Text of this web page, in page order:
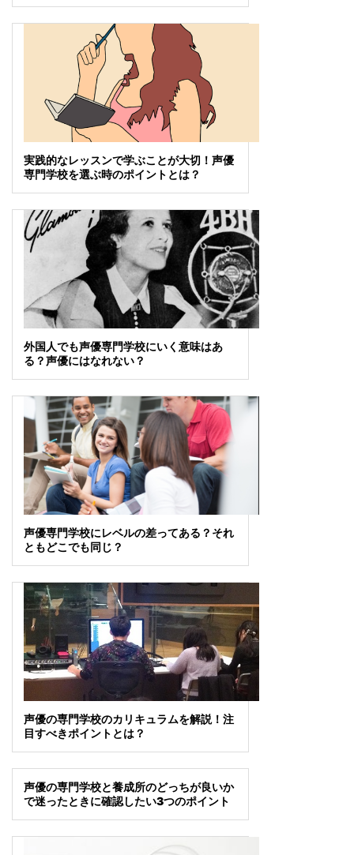
実践的なレッスンで学ぶことが大切！声優
専門学校を選ぶ時のポイントとは？
外国人でも声優専門学校にいく意味はあ
る？声優にはなれない？
声優専門学校にレベルの差ってある？それ
ともどこでも同じ？
声優の専門学校のカリキュラムを解説！注
目すべきポイントとは？
声優の専門学校と養成所のどっちが良いか
で迷ったときに確認したい3つのポイント